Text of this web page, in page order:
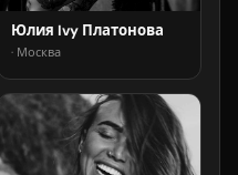
Юлия Ivy Платонова
· Москва